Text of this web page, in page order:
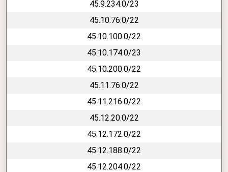
45.9.234.0/23
45.10.76.0/22
45.10.100.0/22
45.10.174.0/23
45.10.200.0/22
45.11.76.0/22
45.11.216.0/22
45.12.20.0/22
45.12.172.0/22
45.12.188.0/22
45.12.204.0/22